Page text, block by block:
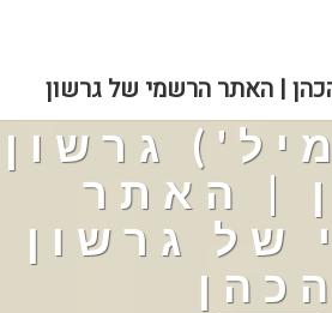
| האתר הרשמי של גרשון
גרשון
| האתר
של גרשון
הכהן